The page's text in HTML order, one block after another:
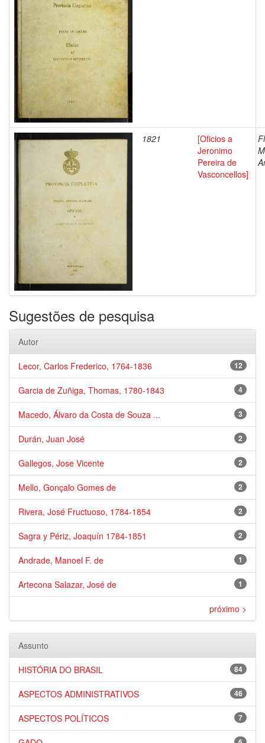
1821
[Oficios a
Jeronimo
Pereira de
Vasconcellos]
Sugestões de pesquisa
Autor
12
Lecor, Carlos Frederico, 1764-1836
4
Garcia de Zuñiga, Thomas, 1780-1843
3
Macedo, Álvaro da Costa de Souza ...
2
Durán, Juan José
2
Gallegos, Jose Vicente
2
Mello, Gonçalo Gomes de
2
Rivera, José Fructuoso, 1784-1854
2
Sagra y Périz, Joaquín 1784-1851
1
Andrade, Manoel F. de
1
Artecona Salazar, José de
próximo >
Assunto
84
HISTÓRIA DO BRASIL
46
ASPECTOS ADMINISTRATIVOS
7
ASPECTOS POLÍTICOS